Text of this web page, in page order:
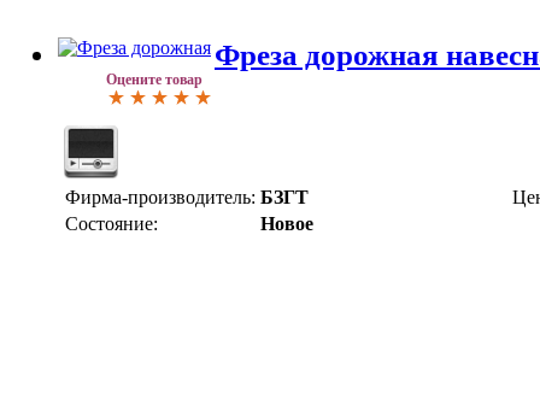
Оцените товар
Фреза дорожная
Фирма-производитель: БЗГТ
Состояние:
Новое